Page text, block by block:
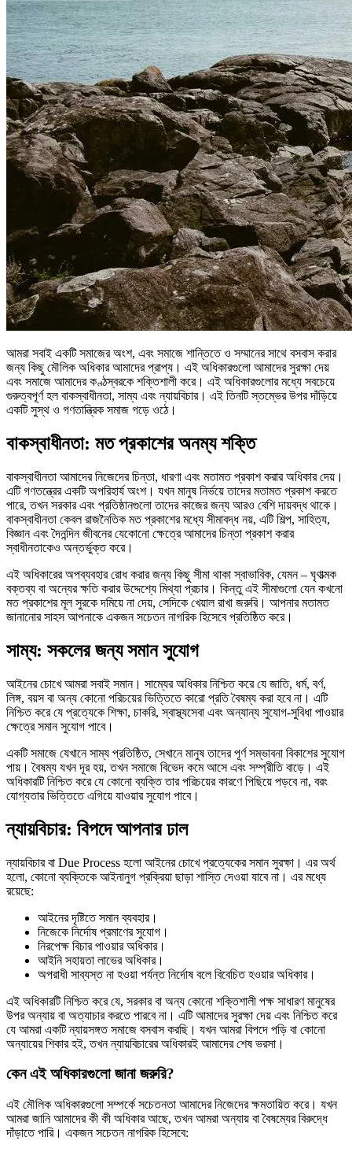
আমরা সবাই একটি সমাজের অংশ, এবং সমাজে শান্তিতে ও সম্মানের সাথে বসবাস করার
জন্য কিছু মৌলিক অধিকার আমাদের প্রাপ্য। এই অধিকারগুলো আমাদের সুরক্ষা দেয়
এবং সমাজে আমাদের কণ্ঠস্বরকে শক্তিশালী করে। এই অধিকারগুলোর মধ্যে সবচেয়ে
গুরুত্বপূর্ণ হল বাকস্বাধীনতা, সাম্য এবং ন্যায়বিচার। এই তিনটি স্তম্ভের উপর দাঁড়িয়ে
একটি সুস্থ ও গণতান্ত্রিক সমাজ গড়ে ওঠে।
বাকস্বাধীনতা: মত প্রকাশের অনম্য শক্তি
বাকস্বাধীনতা আমাদের নিজেদের চিন্তা, ধারণা এবং মতামত প্রকাশ করার অধিকার দেয়।
এটি গণতন্ত্রের একটি অপরিহার্য অংশ। যখন মানুষ নির্ভয়ে তাদের মতামত প্রকাশ করতে
পারে, তখন সরকার এবং প্রতিষ্ঠানগুলো তাদের কাজের জন্য আরও বেশি দায়বদ্ধ থাকে।
বাকস্বাধীনতা কেবল রাজনৈতিক মত প্রকাশের মধ্যে সীমাবদ্ধ নয়, এটি শিল্প, সাহিত্য,
বিজ্ঞান এবং দৈনন্দিন জীবনের যেকোনো ক্ষেত্রে আমাদের চিন্তা প্রকাশ করার
স্বাধীনতাকেও অন্তর্ভুক্ত করে।
এই অধিকারের অপব্যবহার রোধ করার জন্য কিছু সীমা থাকা স্বাভাবিক, যেমন – ঘৃণাত্মক
বক্তব্য বা অন্যের ক্ষতি করার উদ্দেশ্যে মিথ্যা প্রচার। কিন্তু এই সীমাগুলো যেন কখনো
মত প্রকাশের মূল সুরকে দমিয়ে না দেয়, সেদিকে খেয়াল রাখা জরুরি। আপনার মতামত
জানানোর সাহস আপনাকে একজন সচেতন নাগরিক হিসেবে প্রতিষ্ঠিত করে।
সাম্য: সকলের জন্য সমান সুযোগ
আইনের চোখে আমরা সবাই সমান। সাম্যের অধিকার নিশ্চিত করে যে জাতি, ধর্ম, বর্ণ,
লিঙ্গ, বয়স বা অন্য কোনো পরিচয়ের ভিত্তিতে কারো প্রতি বৈষম্য করা হবে না। এটি
নিশ্চিত করে যে প্রত্যেকে শিক্ষা, চাকরি, স্বাস্থ্যসেবা এবং অন্যান্য সুযোগ-সুবিধা পাওয়ার
ক্ষেত্রে সমান সুযোগ পাবে।
একটি সমাজে যেখানে সাম্য প্রতিষ্ঠিত, সেখানে মানুষ তাদের পূর্ণ সম্ভাবনা বিকাশের সুযোগ
পায়। বৈষম্য যখন দূর হয়, তখন সমাজে বিভেদ কমে আসে এবং সম্প্রীতি বাড়ে। এই
অধিকারটি নিশ্চিত করে যে কোনো ব্যক্তি তার পরিচয়ের কারণে পিছিয়ে পড়বে না, বরং
যোগ্যতার ভিত্তিতে এগিয়ে যাওয়ার সুযোগ পাবে।
ন্যায়বিচার: বিপদে আপনার ঢাল
ন্যায়বিচার বা Due Process হলো আইনের চোখে প্রত্যেকের সমান সুরক্ষা। এর অর্থ
হলো, কোনো ব্যক্তিকে আইনানুগ প্রক্রিয়া ছাড়া শাস্তি দেওয়া যাবে না। এর মধ্যে
রয়েছে:
আইনের দৃষ্টিতে সমান ব্যবহার।
নিজেকে নির্দোষ প্রমাণের সুযোগ।
নিরপেক্ষ বিচার পাওয়ার অধিকার।
আইনি সহায়তা লাভের অধিকার।
অপরাধী সাব্যস্ত না হওয়া পর্যন্ত নির্দোষ বলে বিবেচিত হওয়ার অধিকার।
এই অধিকারটি নিশ্চিত করে যে, সরকার বা অন্য কোনো শক্তিশালী পক্ষ সাধারণ মানুষের
উপর অন্যায় বা অত্যাচার করতে পারবে না। এটি আমাদের সুরক্ষা দেয় এবং নিশ্চিত করে
যে আমরা একটি ন্যায়সঙ্গত সমাজে বসবাস করছি। যখন আমরা বিপদে পড়ি বা কোনো
অন্যায়ের শিকার হই, তখন ন্যায়বিচারের অধিকারই আমাদের শেষ ভরসা।
কেন এই অধিকারগুলো জানা জরুরি?
এই মৌলিক অধিকারগুলো সম্পর্কে সচেতনতা আমাদের নিজেদের ক্ষমতায়িত করে। যখন
আমরা জানি আমাদের কী কী অধিকার আছে, তখন আমরা অন্যায় বা বৈষম্যের বিরুদ্ধে
দাঁড়াতে পারি। একজন সচেতন নাগরিক হিসেবে: